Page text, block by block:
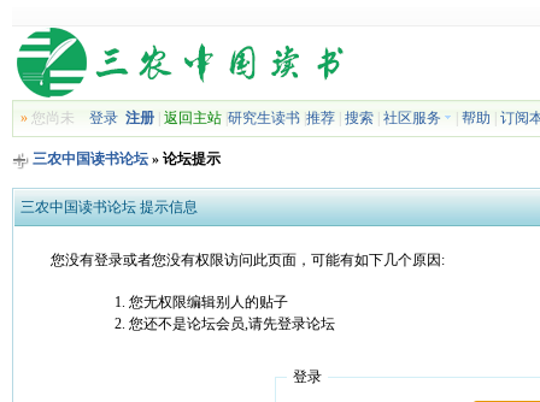
»您尚未 登录 注册| 返回主站| 研究生读书| 推荐| 搜索| 社区服务 帮助 订阅
三农中国读书论坛» 论坛提示
三农中国读书论坛 提示信息
您没有登录或者您没有权限访问此页面，可能有如下几个原因:
您无权限编辑别人的贴子
您还不是论坛会员,请先登录论坛
登录